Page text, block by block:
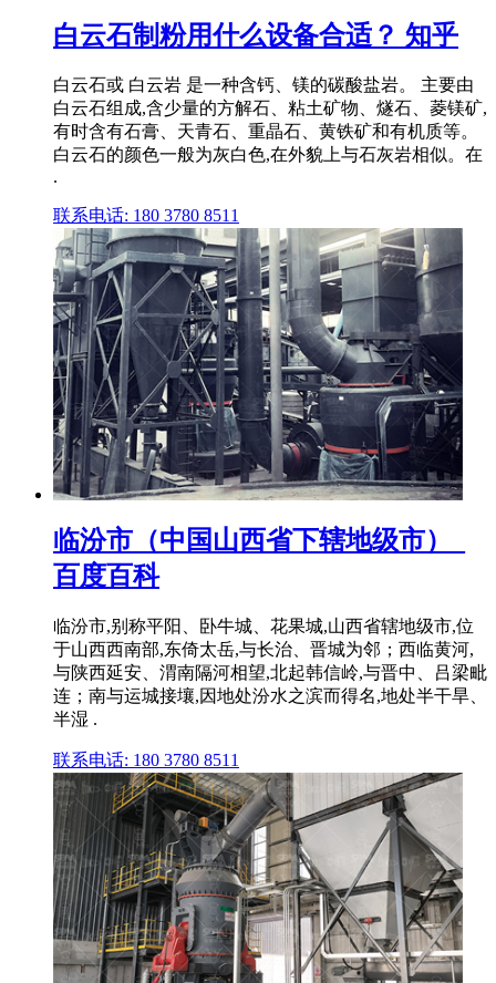
白云石制粉用什么设备合适？ 知乎
白云石或 白云岩 是一种含钙、镁的碳酸盐岩。 主要由
白云石组成,含少量的方解石、粘土矿物、燧石、菱镁矿,
有时含有石膏、天青石、重晶石、黄铁矿和有机质等。
白云石的颜色一般为灰白色,在外貌上与石灰岩相似。在
.
联系电话: 180 3780 8511
临汾市（中国山西省下辖地级市）_
百度百科
临汾市,别称平阳、卧牛城、花果城,山西省辖地级市,位
于山西西南部,东倚太岳,与长治、晋城为邻；西临黄河,
与陕西延安、渭南隔河相望,北起韩信岭,与晋中、吕梁毗
连；南与运城接壤,因地处汾水之滨而得名,地处半干旱、
半湿 .
联系电话: 180 3780 8511